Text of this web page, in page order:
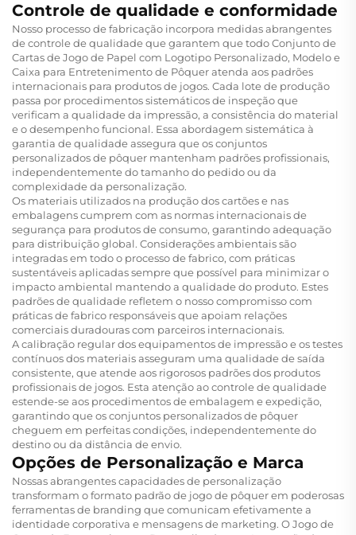
Controle de qualidade e conformidade
Nosso processo de fabricação incorpora medidas abrangentes
de controle de qualidade que garantem que todo Conjunto de
Cartas de Jogo de Papel com Logotipo Personalizado, Modelo e
Caixa para Entretenimento de Pôquer atenda aos padrões
internacionais para produtos de jogos. Cada lote de produção
passa por procedimentos sistemáticos de inspeção que
verificam a qualidade da impressão, a consistência do material
e o desempenho funcional. Essa abordagem sistemática à
garantia de qualidade assegura que os conjuntos
personalizados de pôquer mantenham padrões profissionais,
independentemente do tamanho do pedido ou da
complexidade da personalização.
Os materiais utilizados na produção dos cartões e nas
embalagens cumprem com as normas internacionais de
segurança para produtos de consumo, garantindo adequação
para distribuição global. Considerações ambientais são
integradas em todo o processo de fabrico, com práticas
sustentáveis aplicadas sempre que possível para minimizar o
impacto ambiental mantendo a qualidade do produto. Estes
padrões de qualidade refletem o nosso compromisso com
práticas de fabrico responsáveis que apoiam relações
comerciais duradouras com parceiros internacionais.
A calibração regular dos equipamentos de impressão e os testes
contínuos dos materiais asseguram uma qualidade de saída
consistente, que atende aos rigorosos padrões dos produtos
profissionais de jogos. Esta atenção ao controle de qualidade
estende-se aos procedimentos de embalagem e expedição,
garantindo que os conjuntos personalizados de pôquer
cheguem em perfeitas condições, independentemente do
destino ou da distância de envio.
Opções de Personalização e Marca
Nossas abrangentes capacidades de personalização
transformam o formato padrão de jogo de pôquer em poderosas
ferramentas de branding que comunicam efetivamente a
identidade corporativa e mensagens de marketing. O Jogo de